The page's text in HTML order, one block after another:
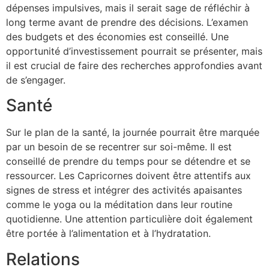
dépenses impulsives, mais il serait sage de réfléchir à
long terme avant de prendre des décisions. L’examen
des budgets et des économies est conseillé. Une
opportunité d’investissement pourrait se présenter, mais
il est crucial de faire des recherches approfondies avant
de s’engager.
Santé
Sur le plan de la santé, la journée pourrait être marquée
par un besoin de se recentrer sur soi-même. Il est
conseillé de prendre du temps pour se détendre et se
ressourcer. Les Capricornes doivent être attentifs aux
signes de stress et intégrer des activités apaisantes
comme le yoga ou la méditation dans leur routine
quotidienne. Une attention particulière doit également
être portée à l’alimentation et à l’hydratation.
Relations